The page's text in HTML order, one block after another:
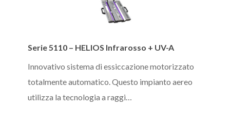
5110
HELIOS
Infrarosso
Serie 5110 – HELIOS Infrarosso + UV-A
Innovativo sistema di essiccazione motorizzato
totalmente automatico. Questo impianto aereo
utilizza la tecnologia a raggi…